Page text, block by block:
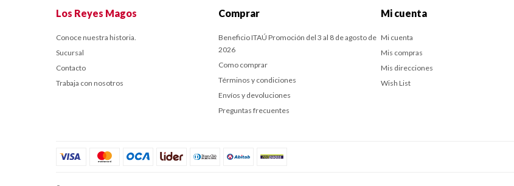
Los Reyes Magos
Conoce nuestra historia.
Sucursal
Contacto
Trabaja con nosotros
Comprar
Beneficio ITAÚ Promoción del 3 al 8 de agosto de
2026
Como comprar
Términos y condiciones
Envíos y devoluciones
Preguntas frecuentes
Mi cuenta
Mi cuenta
Mis compras
Mis direcciones
Wish List